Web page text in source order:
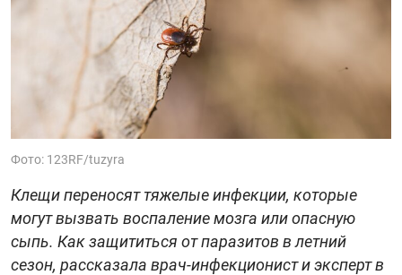
Фото: 123RF/tuzyra
Клещи переносят тяжелые инфекции, которые
могут вызвать воспаление мозга или опасную
сыпь. Как защититься от паразитов в летний
сезон, рассказала врач-инфекционист и эксперт в